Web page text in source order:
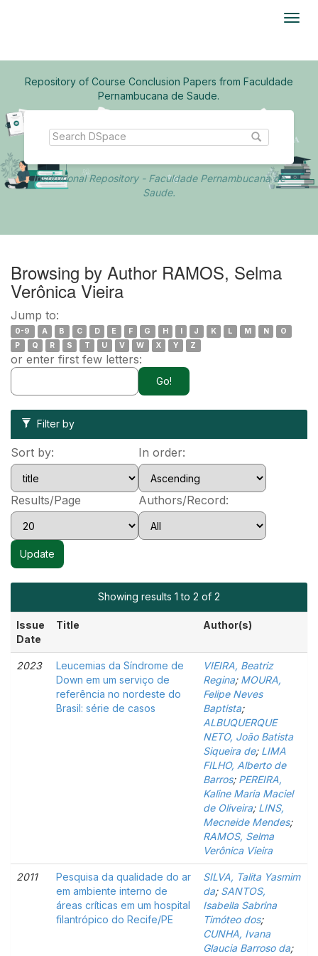
Repository of Course Conclusion Papers from Faculdade
Pernambucana de Saude.
Institutional Repository - Faculdade Pernambucana de
Saude.
Browsing by Author RAMOS, Selma
Verônica Vieira
Jump to:
0-9 A B C D E F G H I J K L M N
O
P
Q R S T U V W X Y Z
or enter first few letters:
Filter by
Sort by: In order:
Results/Page Authors/Record:
Showing results 1 to 2 of 2
Issue
Date
Title Author(s)
2023
Leucemias da Síndrome de
Down em um serviço de
referência no nordeste do
Brasil: série de casos
VIEIRA, Beatriz
Regina; MOURA,
Felipe Neves
Baptista;
ALBUQUERQUE
NETO, João Batista
Siqueira de; LIMA
FILHO, Alberto de
Barros; PEREIRA,
Kaline Maria Maciel
de Oliveira; LINS,
Mecneide Mendes;
RAMOS, Selma
Verônica Vieira
2011
Pesquisa da qualidade do ar
em ambiente interno de
áreas críticas em um hospital
filantrópico do Recife/PE
SILVA, Talita Yasmim
da; SANTOS,
Isabella Sabrina
Timóteo dos;
CUNHA, Ivana
Glaucia Barroso da;